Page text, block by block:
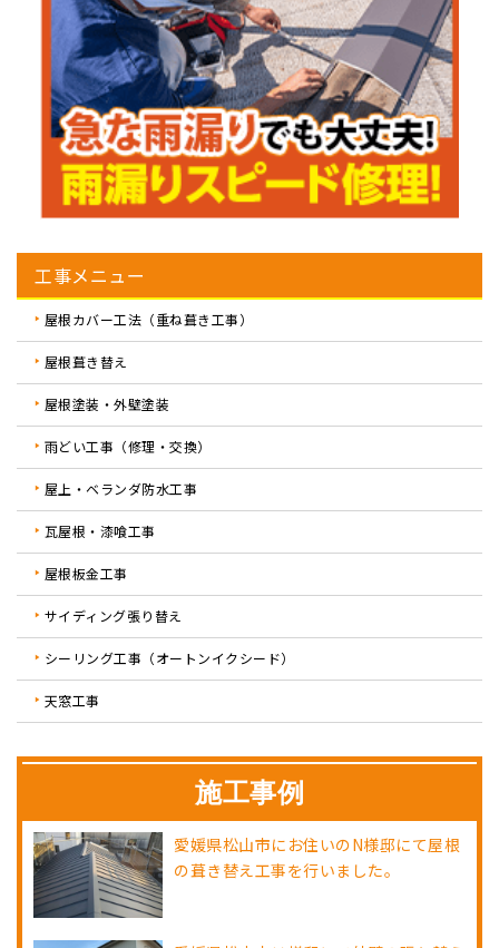
工事メニュー
屋根カバー工法（重ね葺き工事）
屋根葺き替え
屋根塗装・外壁塗装
雨どい工事（修理・交換）
屋上・ベランダ防水工事
瓦屋根・漆喰工事
屋根板金工事
サイディング張り替え
シーリング工事（オートンイクシード）
天窓工事
施工事例
愛媛県松山市にお住いのN様邸にて屋根
の葺き替え工事を行いました。